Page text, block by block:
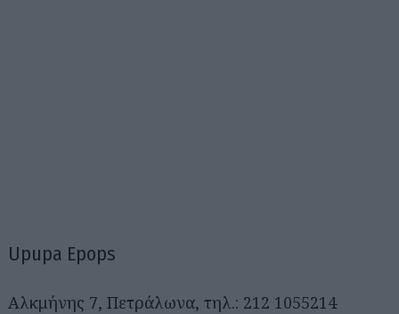
Upupa Epops
Αλκμήνης 7, Πετράλωνα, τηλ.: 212 1055214